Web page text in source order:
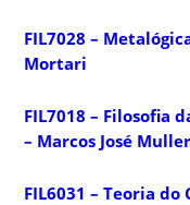
FIL7028 –
Mortari
FIL7018 – Filosofia
– Marcos José Muller
FIL6031 – Teoria